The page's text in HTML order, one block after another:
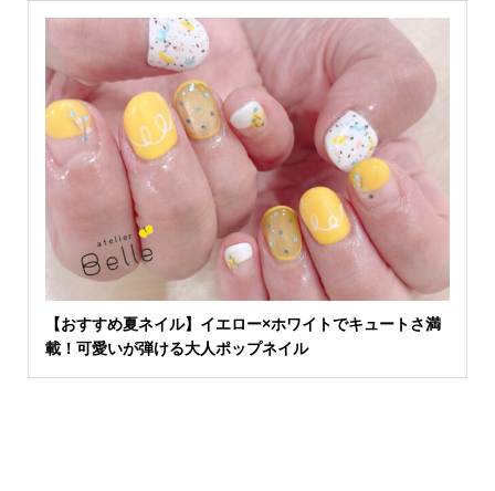
【おすすめ夏ネイル】イエロー×ホワイトでキュートさ満
載！可愛いが弾ける大人ポップネイル